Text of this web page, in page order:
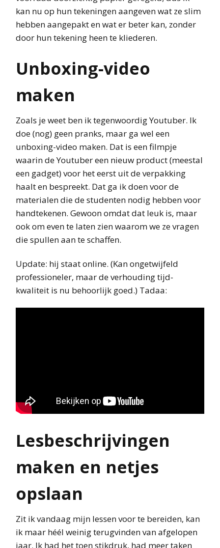
kan nu op hun tekeningen aangeven wat ze slim
hebben aangepakt en wat er beter kan, zonder
door hun tekening heen te kliederen.
Unboxing-video
maken
Zoals je weet ben ik tegenwoordig Youtuber. Ik
doe (nog) geen pranks, maar ga wel een
unboxing-video maken. Dat is een filmpje
waarin de Youtuber een nieuw product (meestal
een gadget) voor het eerst uit de verpakking
haalt en bespreekt. Dat ga ik doen voor de
materialen die de studenten nodig hebben voor
handtekenen. Gewoon omdat dat leuk is, maar
ook om even te laten zien waarom we ze vragen
die spullen aan te schaffen.
Update: hij staat online. (Kan ongetwijfeld
professioneler, maar de verhouding tijd-
kwaliteit is nu behoorlijk goed.) Tadaa:
Lesbeschrijvingen
maken en netjes
opslaan
Zit ik vandaag mijn lessen voor te bereiden, kan
ik maar héél weinig terugvinden van afgelopen
jaar. Ik had het toen stikdruk, had meer taken